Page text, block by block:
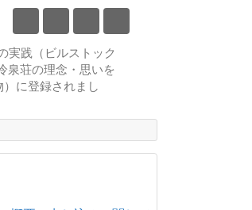
実践（ビルストック
泉荘の理念・思いを
に登録されまし